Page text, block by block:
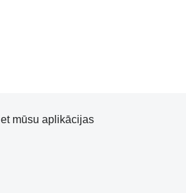
mūsu aplikācijas